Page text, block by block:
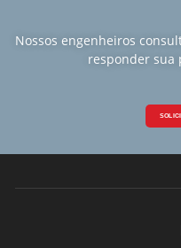
Nossos engenheiros
responder sua